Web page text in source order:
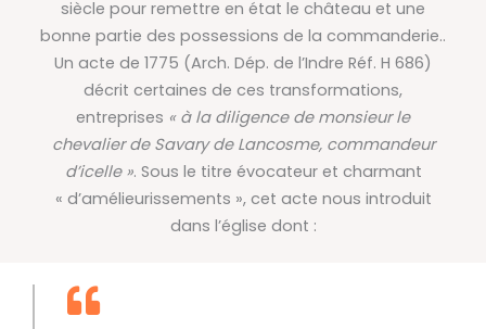
siècle pour remettre en état le château et une
bonne partie des possessions de la commanderie..
Un acte de 1775 (Arch. Dép. de l’Indre Réf. H 686)
décrit certaines de ces transformations,
entreprises « à la diligence de monsieur le
chevalier de Savary de Lancosme, commandeur
d’icelle ». Sous le titre évocateur et charmant
« d’amélieurissements », cet acte nous introduit
dans l’église dont :